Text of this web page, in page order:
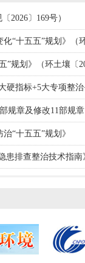
2026〕169号）
规章及修改11部规章
“十五五”规划》